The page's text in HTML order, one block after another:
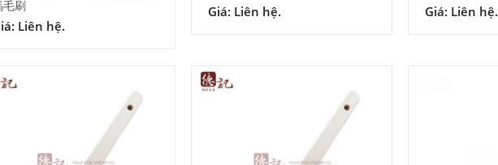
毛刷
Liên hệ.
Giá: Liên hệ. Giá: Liên hệ.
Add to
Wishlist
Add to
Wishlist